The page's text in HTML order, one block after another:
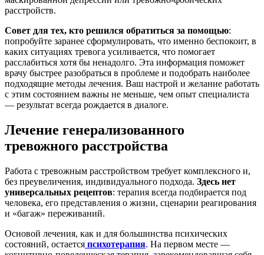
расстройств.
Совет для тех, кто решился обратиться за помощью:
попробуйте заранее сформулировать, что именно беспокоит, в
каких ситуациях тревога усиливается, что помогает
расслабиться хотя бы ненадолго. Эта информация поможет
врачу быстрее разобраться в проблеме и подобрать наиболее
подходящие методы лечения. Ваш настрой и желание работать
с этим состоянием важны не меньше, чем опыт специалиста
— результат всегда рождается в диалоге.
Лечение генерализованного
тревожного расстройства
Работа с тревожным расстройством требует комплексного и,
без преувеличения, индивидуального подхода. Здесь нет
универсальных рецептов: терапия всегда подбирается под
человека, его представления о жизни, сценарии реагирования
и «багаж» переживаний.
Основой лечения, как и для большинства психических
состояний, остается психотерапия. На первом месте —